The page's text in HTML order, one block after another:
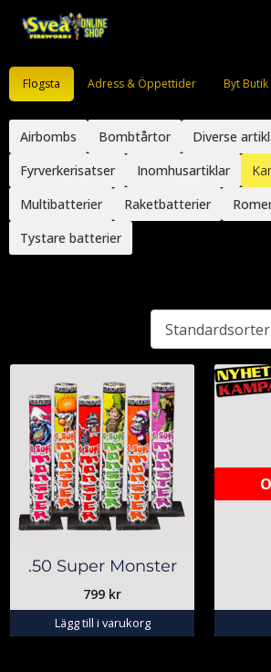
Flogsta Adress & Öppettider Byt Butik
Airbombs Bombtårtor Diverse
Fyrverkerisatser
Inomhusartiklar
Multibatterier
Raketbatterier
Tystare batterier
.50 Super Monster
799 kr
Lägg till i varukorg